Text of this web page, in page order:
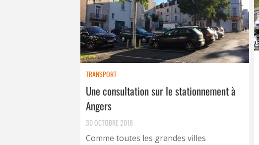
TRANSPORT
Une consultation sur le stationnement à
Angers
30 OCTOBRE 2018
Comme toutes les grandes villes